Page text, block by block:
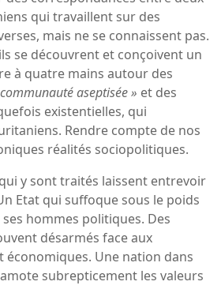
qui travaillent sur des
mais ne se connaissent pas.
se découvrent et conçoivent un
à quatre mains autour des
communauté aseptisée » et des
existentielles, qui
Rendre compte de nos
réalités sociopolitiques.
y sont traités laissent entrevoir
Etat qui suffoque sous le poids
hommes politiques. Des
désarmés face aux
économiques. Une nation dans
subrepticement les valeurs